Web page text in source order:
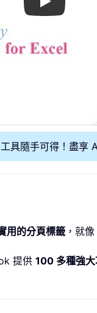
Play
具隨手可得！盡享
用的分頁標籤 ，就
提供 100 多種強